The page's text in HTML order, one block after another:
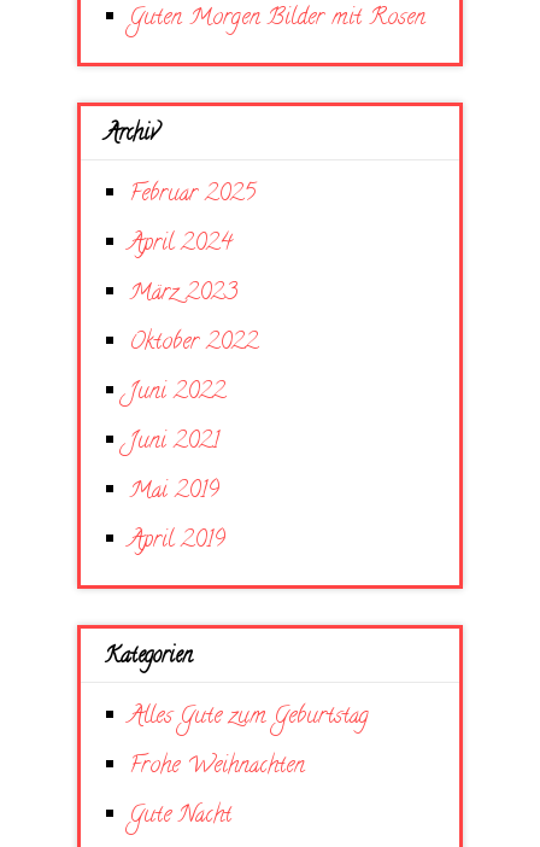
Guten Morgen Bilder mit Rosen
Archiv
Februar 2025
April 2024
März 2023
Oktober 2022
Juni 2022
Juni 2021
Mai 2019
April 2019
Kategorien
Alles Gute zum Geburtstag
Frohe Weihnachten
Gute Nacht